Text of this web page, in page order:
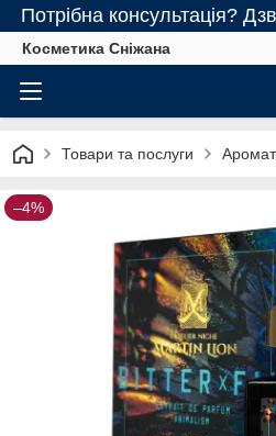
Потрібна консультація?
Косметика Сніжана
Товари та послуги
–4%